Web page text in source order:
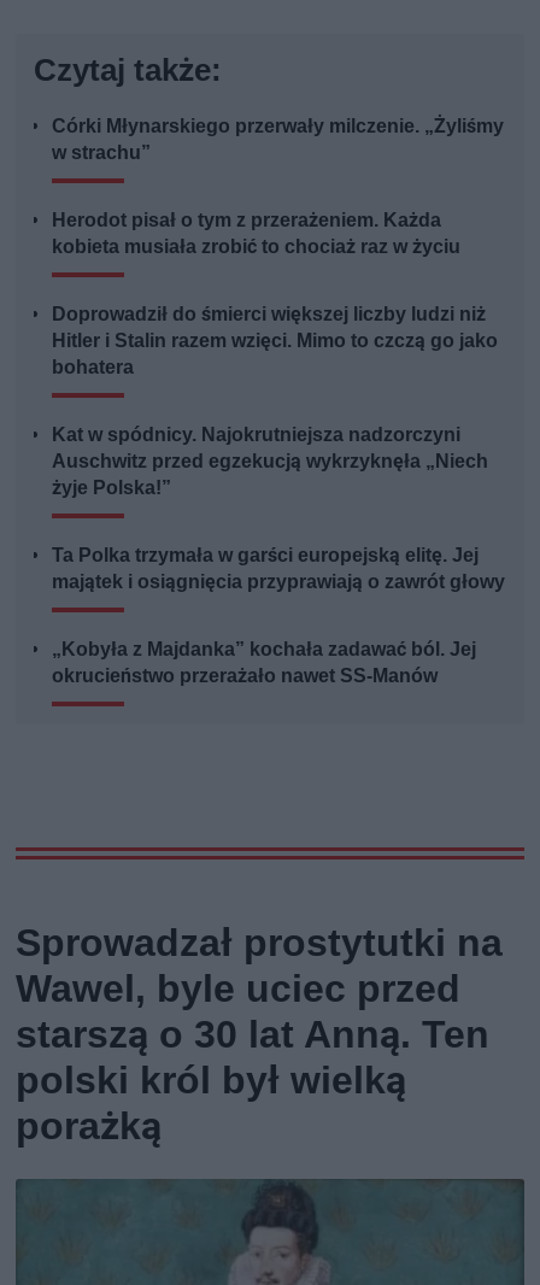
Czytaj także:
Córki Młynarskiego przerwały milczenie. „Żyliśmy
w strachu”
Herodot pisał o tym z przerażeniem. Każda
kobieta musiała zrobić to chociaż raz w życiu
Doprowadził do śmierci większej liczby ludzi niż
Hitler i Stalin razem wzięci. Mimo to czczą go jako
bohatera
Kat w spódnicy. Najokrutniejsza nadzorczyni
Auschwitz przed egzekucją wykrzyknęła „Niech
żyje Polska!”
Ta Polka trzymała w garści europejską elitę. Jej
majątek i osiągnięcia przyprawiają o zawrót głowy
„Kobyła z Majdanka” kochała zadawać ból. Jej
okrucieństwo przerażało nawet SS-Manów
Sprowadzał prostytutki na
Wawel, byle uciec przed
starszą o 30 lat Anną. Ten
polski król był wielką
porażką